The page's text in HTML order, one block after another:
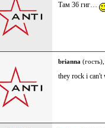
Там 36 гиг…
brianna
they rock i can't